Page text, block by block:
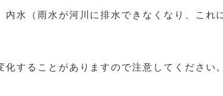
水（雨水が河川に排水できなくなり、これ
することがありますので注意してください